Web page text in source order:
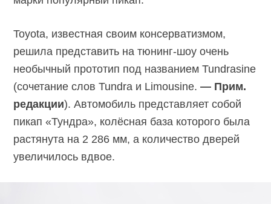
Toyota, известная своим консерватизмом,
решила представить на тюнинг-шоу очень
необычный прототип под названием Tundrasine
(сочетание слов Tundra и Limousine.— Прим.
редакции). Автомобиль представляет собой
пикап «Тундра», колёсная база которого была
растянута на 2 286 мм, а количество дверей
увеличилось вдвое.